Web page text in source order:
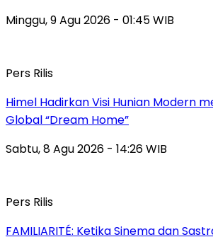
Minggu, 9 Agu 2026 - 01:45 WIB
Pers Rilis
Himel Hadirkan Visi Hunian Modern
Global “Dream Home”
Sabtu, 8 Agu 2026 - 14:26 WIB
Pers Rilis
FAMILIARITÉ: Ketika Sinema dan